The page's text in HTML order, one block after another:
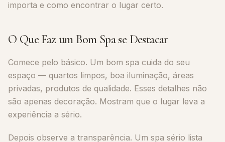
importa e como encontrar o lugar certo.
O Que Faz um Bom Spa se Destacar
Comece pelo básico. Um bom spa cuida do seu
espaço — quartos limpos, boa iluminação, áreas
privadas, produtos de qualidade. Esses detalhes não
são apenas decoração. Mostram que o lugar leva a
experiência a sério.
Depois observe a transparência. Um spa sério lista